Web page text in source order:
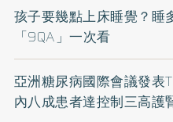
孩子要幾點上床睡覺？睡
「9QA」一次看
亞洲糖尿病國際會議發表
內八成患者達控制三高護